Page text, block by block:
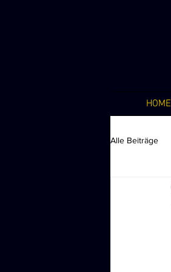
HOME
Alle Beiträge